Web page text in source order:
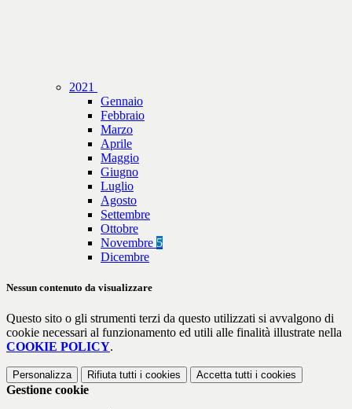
2021
Gennaio
Febbraio
Marzo
Aprile
Maggio
Giugno
Luglio
Agosto
Settembre
Ottobre
Novembre 5
Dicembre
Nessun contenuto da visualizzare
Questo sito o gli strumenti terzi da questo utilizzati si avvalgono di
cookie necessari al funzionamento ed utili alle finalità illustrate nella
COOKIE POLICY.
Personalizza Rifiuta tutti i cookies Accetta tutti i cookies
Gestione cookie